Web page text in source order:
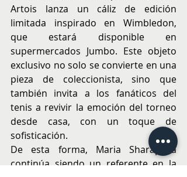
Artois lanza un cáliz de edición
limitada inspirado en Wimbledon,
que estará disponible en
supermercados Jumbo. Este objeto
exclusivo no solo se convierte en una
pieza de coleccionista, sino que
también invita a los fanáticos del
tenis a revivir la emoción del torneo
desde casa, con un toque de
sofisticación.
De esta forma, Maria Sharapova
continúa siendo un referente en la